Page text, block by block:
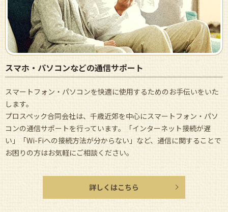
スマホ・パソコンなどの通信サポート
スマートフォン・パソコンを快適に使用するためのお手伝いをいた
します。
プロスペック合同会社は、千歳近郊を中心にスマートフォン・パソ
コンの通信サポートを行っています。「インターネット接続が遅
い」「Wi-Fiへの接続方法が分からない」など、通信に関することで
お困りの方はお気軽にご相談ください。
詳しくはこちら